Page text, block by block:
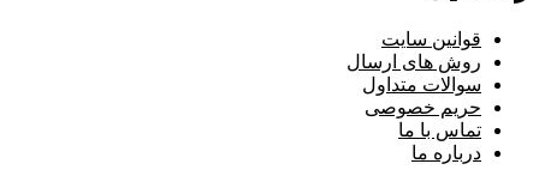
قوانین سایت
روش های ارسال
سوالات متداول
حریم خصوصی
تماس با ما
درباره ما